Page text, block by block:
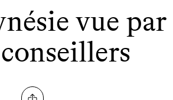
vue par